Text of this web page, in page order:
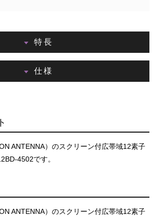
特長
仕様
ANTENNA）のスクリーン付広帯域12素子
4502です。
ANTENNA）のスクリーン付広帯域12素子